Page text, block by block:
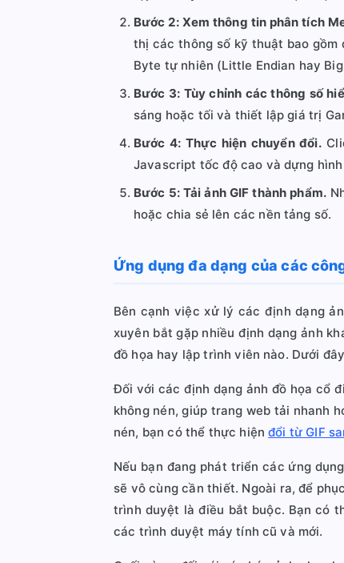
Bước 2: Xem thông tin phân tích
thị các thông số kỹ thuật bao gồm
Byte tự nhiên (Little Endian hay
Bước 3: Tùy chỉnh các thông số
sáng hoặc tối và thiết lập giá trị
Bước 4: Thực hiện chuyển đổi.
Javascript tốc độ cao và dựng
Bước 5: Tải ảnh GIF thành phẩm.
hoặc chia sẻ lên các nền tảng số.
Ứng dụng đa dạng của các
Bên cạnh việc xử lý các định dạng
xuyên bắt gặp nhiều định dạng ảnh
đồ họa hay lập trình viên nào. Dưới
Đối với các định dạng ảnh đồ họa cổ
không nén, giúp trang web tải nhanh
nén, bạn có thể thực hiệnđổi từ GIF
Nếu bạn đang phát triển các ứng
sẽ vô cùng cần thiết. Ngoài ra, để
trình duyệt là điều bắt buộc. Bạn có
các trình duyệt máy tính cũ và mới.